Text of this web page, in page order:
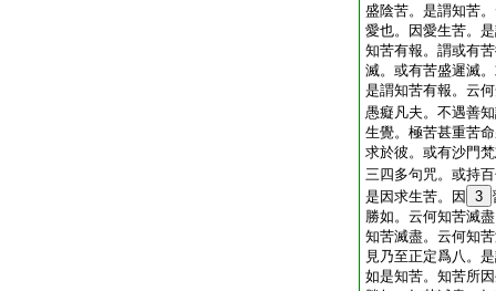
盛陰苦。是謂知苦
愛也。因愛生苦。
知苦有報。謂或有
滅。或有苦盛遲滅
是謂知苦有報。云
愚癡凡夫。不遇善
生覺。極苦甚重苦
求於彼。或有沙門
三四多句咒。或持
是因求生苦。因
3
勝如。云何知苦滅
知苦滅盡。云何知
見乃至正定爲八。
如是知苦。知苦所